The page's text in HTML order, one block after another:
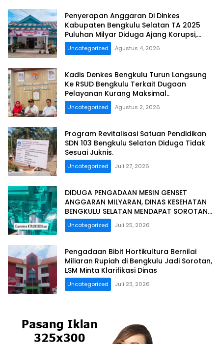
Penyerapan Anggaran Di Dinkes
Kabupaten Bengkulu Selatan TA 2025
Puluhan Milyar Diduga Ajang Korupsi,
Dan Segera Dilaporkan.
Uncategorized Agustus 4, 2026
Kadis Denkes Bengkulu Turun Langsung
Ke RSUD Bengkulu Terkait Dugaan
Pelayanan Kurang Maksimal..
Uncategorized Agustus 2, 2026
Program Revitalisasi Satuan Pendidikan
SDN 103 Bengkulu Selatan Diduga Tidak
Sesuai Juknis.
Uncategorized Juli 27, 2026
DIDUGA PENGADAAN MESIN GENSET
ANGGARAN MILYARAN, DINAS KESEHATAN
BENGKULU SELATAN MENDAPAT SOROTAN
MASYARAKAT RELASI PUBLIK.
Uncategorized Juli 25, 2026
Pengadaan Bibit Hortikultura Bernilai
Miliaran Rupiah di Bengkulu Jadi Sorotan,
LSM Minta Klarifikasi Dinas
Uncategorized Juli 23, 2026